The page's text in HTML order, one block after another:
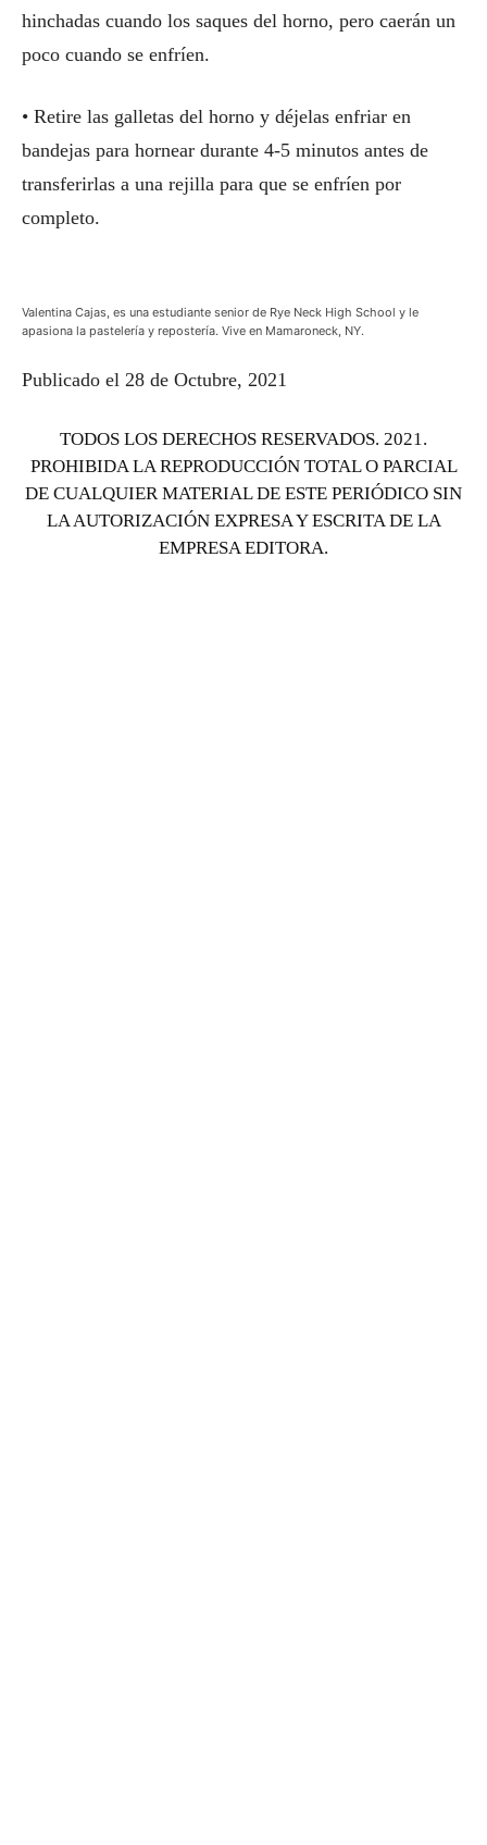
hinchadas cuando los saques del horno, pero caerán un
poco cuando se enfríen.
• Retire las galletas del horno y déjelas enfriar en
bandejas para hornear durante 4-5 minutos antes de
transferirlas a una rejilla para que se enfríen por
completo.
Valentina Cajas, es una estudiante senior de Rye Neck High School y le
apasiona la pastelería y repostería. Vive en Mamaroneck, NY.
Publicado el 28 de Octubre, 2021
TODOS LOS DERECHOS RESERVADOS. 2021.
PROHIBIDA LA REPRODUCCIÓN TOTAL O PARCIAL
DE CUALQUIER MATERIAL DE ESTE PERIÓDICO SIN
LA AUTORIZACIÓN EXPRESA Y ESCRITA DE LA
EMPRESA EDITORA.